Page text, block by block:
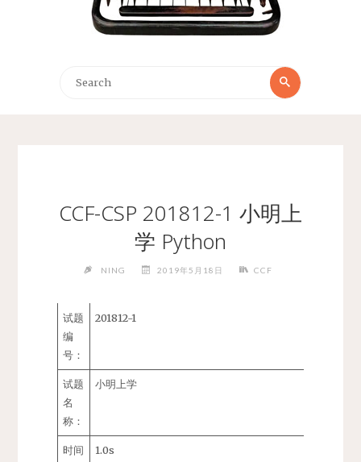
Search
Search
CCF-CSP 201812-1 小明上
学 Python
NING 2019年5月18日 CCF
试题
编
号：
201812-1
试题
名
称：
小明上学
时间
1.0s